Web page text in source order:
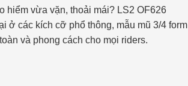
hiểm vừa vặn, thoải mái? LS2 OF626
ở các kích cỡ phổ thông, mẫu mũ 3/4 form
và phong cách cho mọi riders.